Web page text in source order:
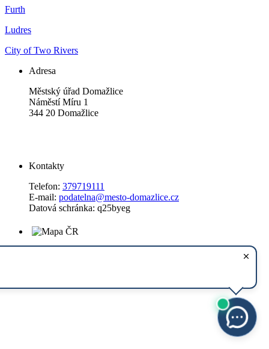
Furth
Ludres
City of Two Rivers
Adresa
Městský úřad Domažlice
Náměstí Míru 1
344 20 Domažlice
Kontakty
Telefon: 379719111
E-mail: podatelna@mesto-domazlice.cz
Datová schránka: q25byeg